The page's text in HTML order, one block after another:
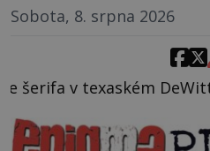
Sobota, 8. srpna 2026
County pořizuje